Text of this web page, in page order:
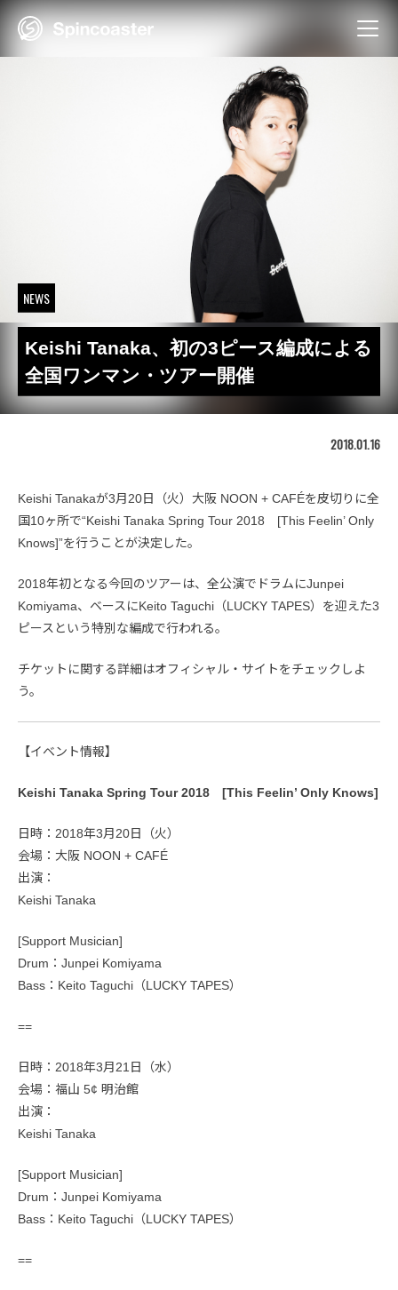
Skip
NEWS
Keishi Tanaka、初の3ピース編成による
全国ワンマン・ツアー開催
2018.01.16
Keishi Tanakaが3月20日（火）大阪 NOON + CAFÉを皮切りに全
国10ヶ所で“Keishi Tanaka Spring Tour 2018 [This Feelin’ Only
Knows]”を行うことが決定した。
2018年初となる今回のツアーは、全公演でドラムにJunpei
Komiyama、ベースにKeito Taguchi（LUCKY TAPES）を迎えた3
ピースという特別な編成で行われる。
チケットに関する詳細はオフィシャル・サイトをチェックしよ
う。
【イベント情報】
Keishi Tanaka Spring Tour 2018 [This Feelin’ Only Knows]
日時：2018年3月20日（火）
会場：大阪 NOON + CAFÉ
出演：
Keishi Tanaka
[Support Musician]
Drum：Junpei Komiyama
Bass：Keito Taguchi（LUCKY TAPES）
==
日時：2018年3月21日（水）
会場：福山 5¢ 明治館
出演：
Keishi Tanaka
[Support Musician]
Drum：Junpei Komiyama
Bass：Keito Taguchi（LUCKY TAPES）
==